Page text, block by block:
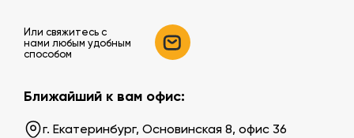
Или свяжитесь c
нами любым удобным
способом
Ближайший к вам офис:
г. Екатеринбург, Основинская 8, офис 36